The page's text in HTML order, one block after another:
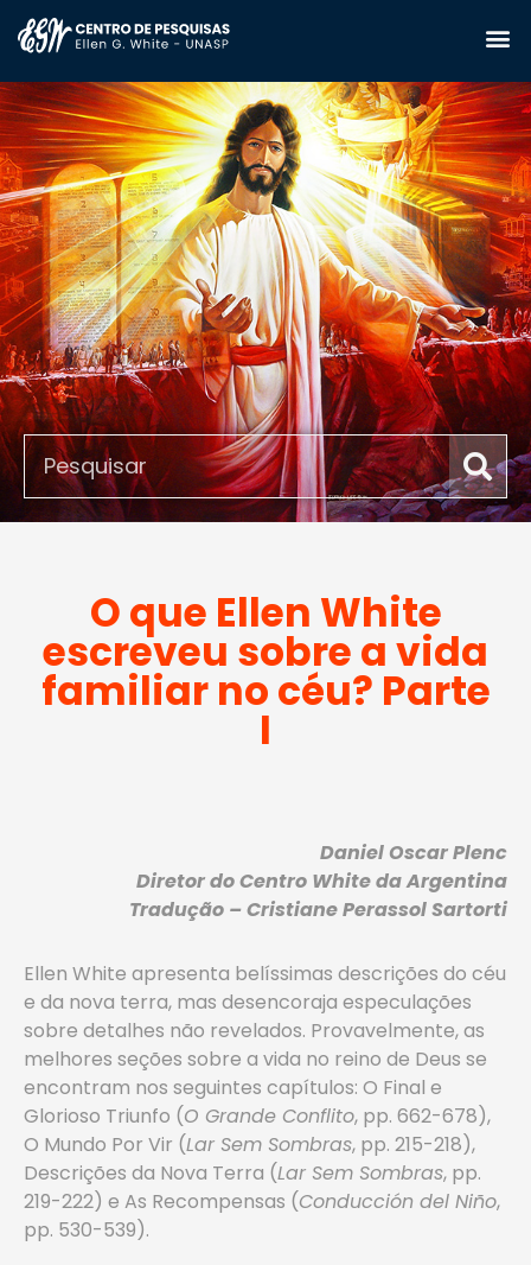
O que Ellen White
escreveu sobre a vida
familiar no céu? Parte
I
Daniel Oscar Plenc
Diretor do Centro White da Argentina
Tradução – Cristiane Perassol Sartorti
Ellen White apresenta belíssimas descrições do céu
e da nova terra, mas desencoraja especulações
sobre detalhes não revelados. Provavelmente, as
melhores seções sobre a vida no reino de Deus se
encontram nos seguintes capítulos: O Final e
Glorioso Triunfo (O Grande Conflito, pp. 662-678),
O Mundo Por Vir (Lar Sem Sombras, pp. 215-218),
Descrições da Nova Terra (Lar Sem Sombras, pp.
219-222) e As Recompensas (Conducción del Niño,
pp. 530-539).